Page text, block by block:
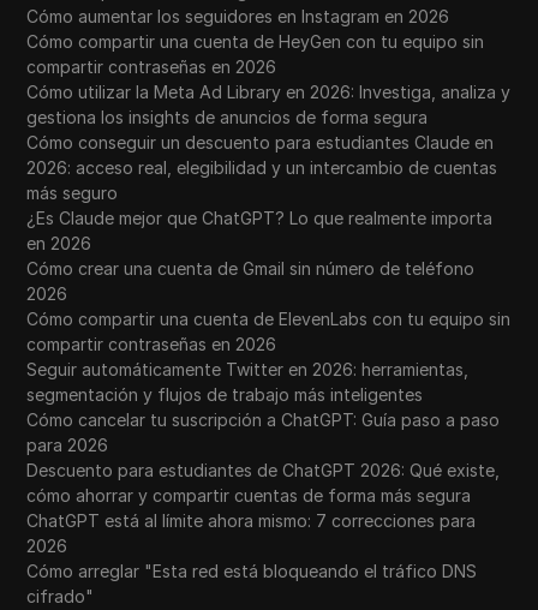
Cómo aumentar los seguidores en Instagram en 2026
Cómo compartir una cuenta de HeyGen con tu equipo sin
compartir contraseñas en 2026
Cómo utilizar la Meta Ad Library en 2026: Investiga, analiza y
gestiona los insights de anuncios de forma segura
Cómo conseguir un descuento para estudiantes Claude en
2026: acceso real, elegibilidad y un intercambio de cuentas
más seguro
¿Es Claude mejor que ChatGPT? Lo que realmente importa
en 2026
Cómo crear una cuenta de Gmail sin número de teléfono
2026
Cómo compartir una cuenta de ElevenLabs con tu equipo sin
compartir contraseñas en 2026
Seguir automáticamente Twitter en 2026: herramientas,
segmentación y flujos de trabajo más inteligentes
Cómo cancelar tu suscripción a ChatGPT: Guía paso a paso
para 2026
Descuento para estudiantes de ChatGPT 2026: Qué existe,
cómo ahorrar y compartir cuentas de forma más segura
ChatGPT está al límite ahora mismo: 7 correcciones para
2026
Cómo arreglar "Esta red está bloqueando el tráfico DNS
cifrado"